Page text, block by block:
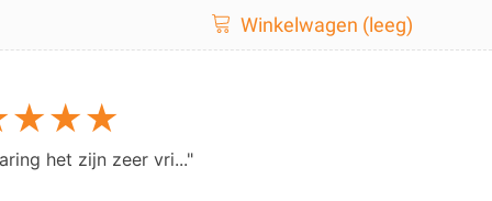
Winkelwagen (leeg)
★★★★
geleverde werk is zonder meer pri..."